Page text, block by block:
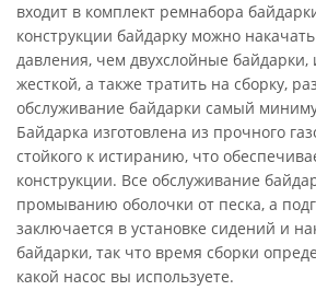
входит в комплект ремнабора
конструкции байдарку можно
давления, чем двухслойные байдарки,
жесткой, а также тратить на сборку,
обслуживание байдарки самый
Байдарка изготовлена из прочного
стойкого к истиранию, что
конструкции. Все обслуживание
промыванию оболочки от песка, а
заключается в установке сидений и
байдарки, так что время сборки
какой насос вы используете.